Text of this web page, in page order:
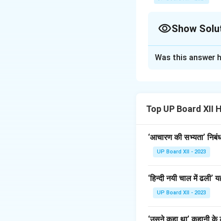
Show
सच्चा प्रेम है।
Was this answer
Top UP Board XII
‘आचारण की सभ्यता’
UP Board XII - 2023
‘हिन्दी नयी चाल में
UP Board XII - 2023